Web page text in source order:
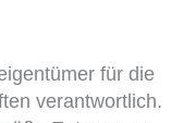
für die
verantwortlich.